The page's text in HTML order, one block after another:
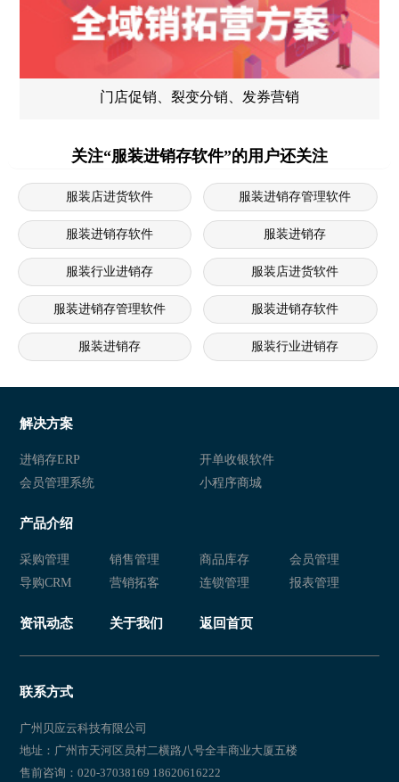
门店促销、裂变分销、发券营销
关注“服装进销存软件”的用户还关注
服装店进货软件 服装进销存管理软件
服装进销存软件 服装进销存
服装行业进销存 服装店进货软件
服装进销存管理软件 服装进销存软件
服装进销存 服装行业进销存
服装店进销存软件 服装店连锁管理系统 服装连锁经营软件
连锁服装店进销存软件 服装销售管理系统 服装店管理系统
服装进销存软件 服装管理系统 服
服装行业进销存 服装进销存软件 服装行业管理软件
服装店铺进销存管理软件 服装店进销存软件 服装门店进销存系统
服装销售进销存软件哪个好 服装店收银软件哪个好 服装销售管理系
服装行业软件 服装进销存系统 服装erp软件
解决方案
进销存ERP
开单收银软件
会员管理系统
小程序商城
产品介绍
采购管理 销售管理 商品库存
会员管理
导购CRM
营销拓客 连锁管理 报表管理
资讯动态 关于我们 返回首页
联系方式
广州贝应云科技有限公司
地址：广州市天河区员村二横路八号全丰商业大厦五楼
售前咨询：020-37038169 18620616222